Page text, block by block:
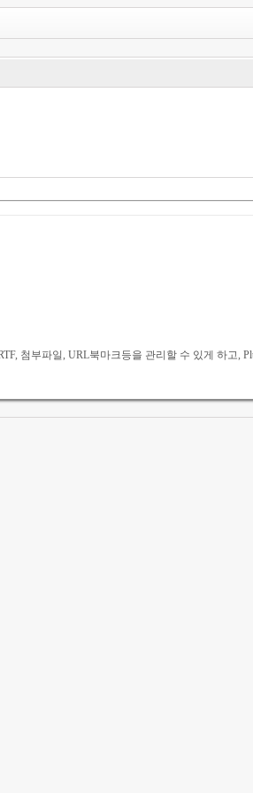
첨부파일, URL북마크등을 관리할 수 있게 하고,